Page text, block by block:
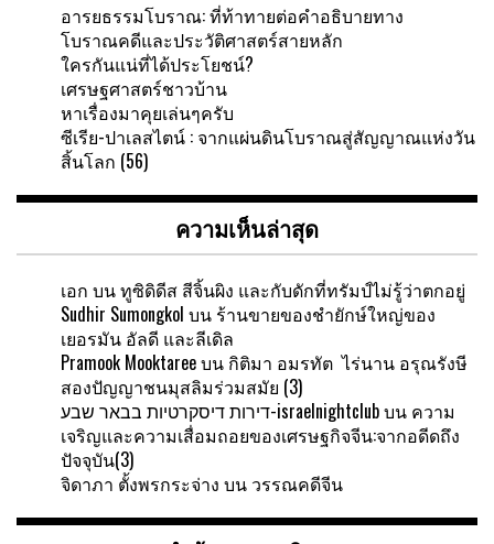
อารยธรรมโบราณ: ที่ท้าทายต่อคำอธิบายทาง
โบราณคดีและประวัติศาสตร์สายหลัก
ใครกันแน่ที่ได้ประโยชน์?
เศรษฐศาสตร์ชาวบ้าน
หาเรื่องมาคุยเล่นๆครับ
ซีเรีย-ปาเลสไตน์ : จากแผ่นดินโบราณสู่สัญญาณแห่งวัน
สิ้นโลก (56)
ความเห็นล่าสุด
เอก บนทูซิดิดีส สีจิ้นผิง และกับดักที่ทรัมป์ไม่รู้ว่าตกอยู่
Sudhir Sumongkol บน ร้านขายของชำยักษ์ใหญ่ของ
เยอรมัน อัลดี และลีเดิล
Pramook Mooktareeบน กิติมา อมรทัต ไร่นาน อรุณรังษี
สองปัญญาชนมุสลิมร่วมสมัย (3)
דירות דיסקרטיות בבאר שבע-israelnightclubบน ความ
เจริญและความเสื่อมถอยของเศรษฐกิจจีน:จากอดีดถึง
ปัจจุบัน(3)
จิดาภา ตั้งพรกระจ่าง บน วรรณคดีจีน